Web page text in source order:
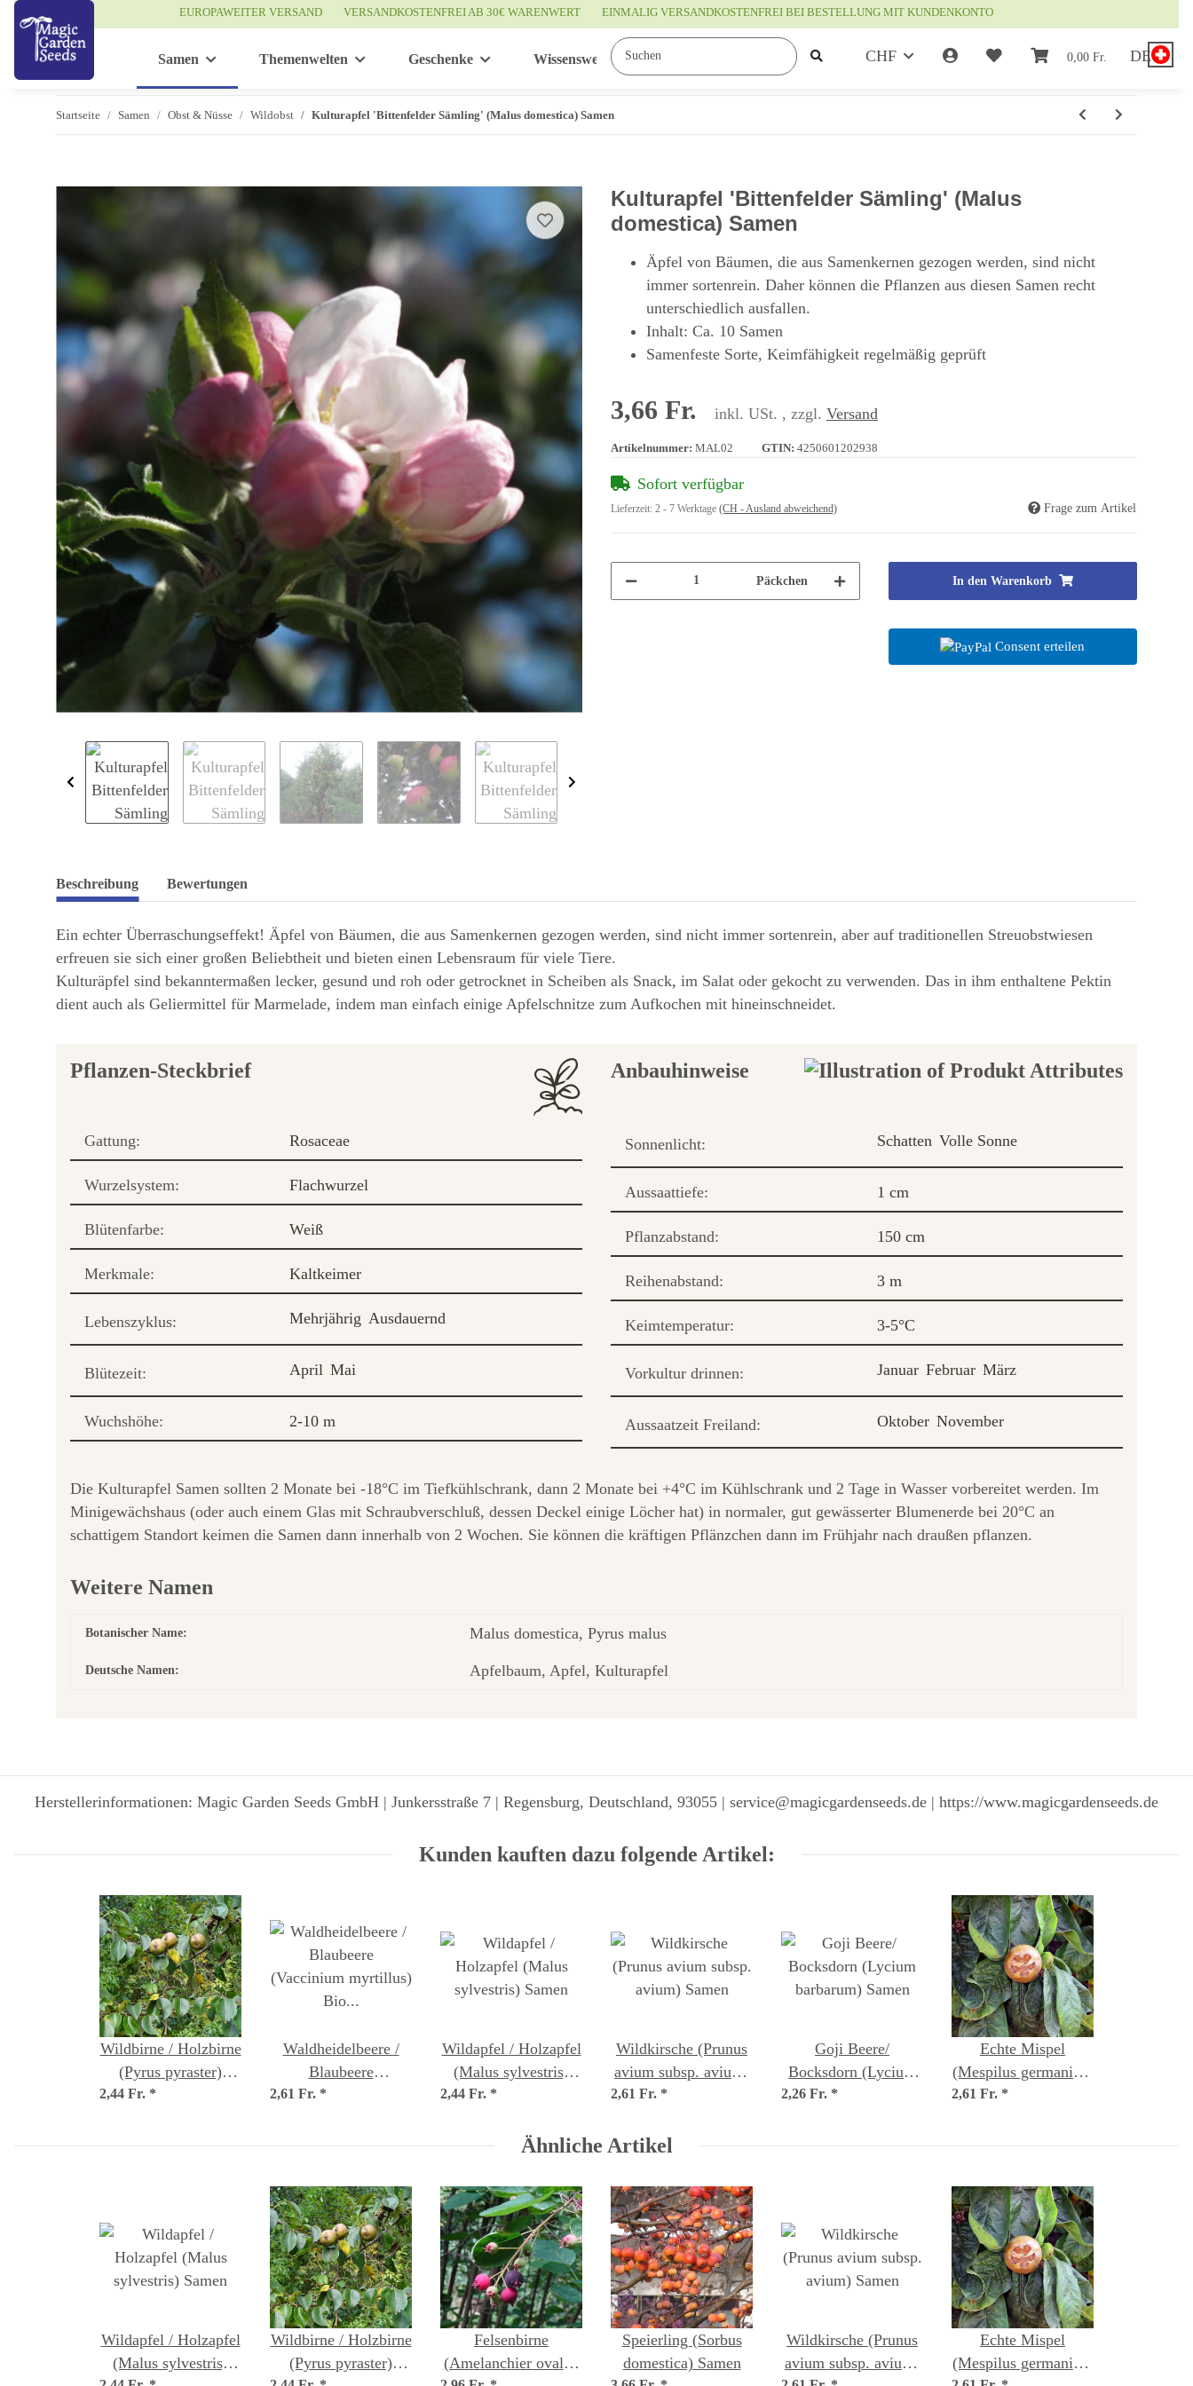
EUROPAWEITER VERSAND VERSANDKOSTENFREI AB 30€ WARENWERT EINMALIG VERSANDKOSTENFREI BEI BESTELLUNG MIT KUNDENKONTO
CHF 0,00 Fr. DE
Samen Themenwelten Geschenke Wissenswertes
Startseite Samen Obst & Nüsse Wildobst Kulturapfel 'Bittenfelder Sämling' (Malus domestica) Samen
Kulturapfel 'Bittenfelder Sämling' (Malus
domestica) Samen
Äpfel von Bäumen, die aus Samenkernen gezogen werden, sind nicht
immer sortenrein. Daher können die Pflanzen aus diesen Samen recht
unterschiedlich ausfallen.
Inhalt: Ca. 10 Samen
Samenfeste Sorte, Keimfähigkeit regelmäßig geprüft
3,66 Fr. inkl. USt. , zzgl. Versand
Artikelnummer: MAL02 GTIN: 4250601202938
Sofort verfügbar
Lieferzeit: 2 - 7 Werktage (CH - Ausland abweichend) Frage zum Artikel
Päckchen In den Warenkorb
Consent erteilen
Beschreibung Bewertungen
Ein echter Überraschungseffekt! Äpfel von Bäumen, die aus Samenkernen gezogen werden, sind nicht immer sortenrein, aber auf traditionellen Streuobstwiesen
erfreuen sie sich einer großen Beliebtheit und bieten einen Lebensraum für viele Tiere.
Kulturäpfel sind bekanntermaßen lecker, gesund und roh oder getrocknet in Scheiben als Snack, im Salat oder gekocht zu verwenden. Das in ihm enthaltene Pektin
dient auch als Geliermittel für Marmelade, indem man einfach einige Apfelschnitze zum Aufkochen mit hineinschneidet.
Pflanzen-Steckbrief
Gattung: Rosaceae
Wurzelsystem: Flachwurzel
Blütenfarbe: Weiß
Merkmale: Kaltkeimer
Lebenszyklus: Mehrjährig Ausdauernd
Blütezeit: April Mai
Wuchshöhe: 2-10 m
Anbauhinweise
Sonnenlicht: Schatten Volle Sonne
Aussaattiefe: 1 cm
Pflanzabstand: 150 cm
Reihenabstand: 3 m
Keimtemperatur: 3-5°C
Vorkultur drinnen: Januar Februar März
Aussaatzeit Freiland: Oktober November
Die Kulturapfel Samen sollten 2 Monate bei -18°C im Tiefkühlschrank, dann 2 Monate bei +4°C im Kühlschrank und 2 Tage in Wasser vorbereitet werden. Im
Minigewächshaus (oder auch einem Glas mit Schraubverschluß, dessen Deckel einige Löcher hat) in normaler, gut gewässerter Blumenerde bei 20°C an
schattigem Standort keimen die Samen dann innerhalb von 2 Wochen. Sie können die kräftigen Pflänzchen dann im Frühjahr nach draußen pflanzen.
Weitere Namen
Botanischer Name: Malus domestica, Pyrus malus
Deutsche Namen: Apfelbaum, Apfel, Kulturapfel
Herstellerinformationen: Magic Garden Seeds GmbH | Junkersstraße 7 | Regensburg, Deutschland, 93055 | service@magicgardenseeds.de | https://www.magicgardenseeds.de
Kunden kauften dazu folgende Artikel:
Wildbirne / Holzbirne
(Pyrus pyraster)
Samen
2,44 Fr. *
Waldheidelbeere /
Blaubeere
(Vaccinium myrtillus)
2,61 Fr. *
Wildapfel / Holzapfel
(Malus sylvestris)
Samen
2,44 Fr. *
Wildkirsche (Prunus
avium subsp. avium)
Samen
2,61 Fr. *
Goji Beere/
Bocksdorn (Lycium
barbarum) Samen
2,26 Fr. *
Echte Mispel
(Mespilus germanica)
Samen
2,61 Fr. *
Ähnliche Artikel
Wildapfel / Holzapfel
(Malus sylvestris)
Wildbirne / Holzbirne
(Pyrus pyraster)
Felsenbirne
(Amelanchier ovalis)
Speierling (Sorbus
domestica) Samen
Wildkirsche (Prunus
avium subsp. avium)
Echte Mispel
(Mespilus germanica)